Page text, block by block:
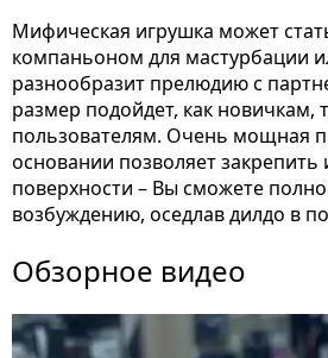
Мифическая игрушка может
компаньоном для мастурбации
разнообразит прелюдию с
размер подойдет, как новичкам,
пользователям. Очень мощная
основании позволяет закрепить
поверхности – Вы сможете
возбуждению, оседлав дилдо в
Обзорное видео